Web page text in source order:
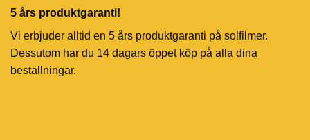
5 års produktgaranti!
Vi erbjuder alltid en 5 års produktgaranti på solfilmer.
Dessutom har du 14 dagars öppet köp på alla dina
beställningar.